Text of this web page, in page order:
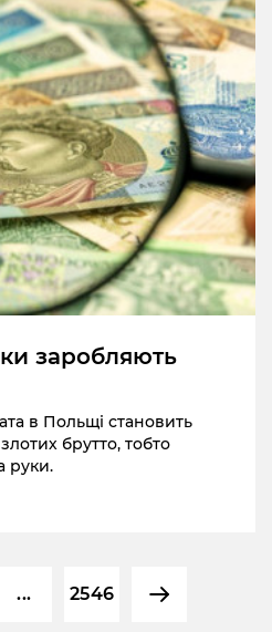
заробляють
в Польщі становить
брутто, тобто
руки.
... 2546